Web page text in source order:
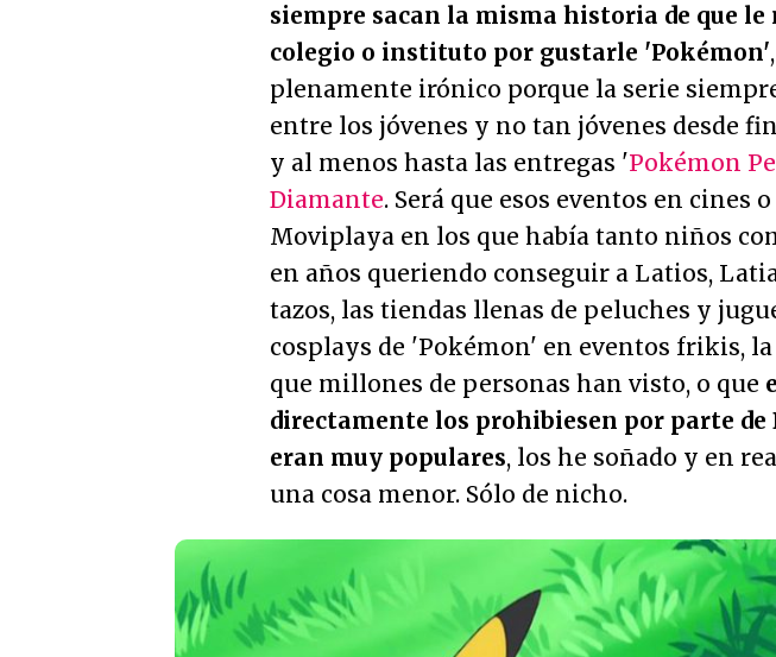
siempre sacan la misma historia de que
colegio o instituto por gustarle 'Pokémon'
plenamente irónico porque la serie
entre los jóvenes y no tan jóvenes desde
y al menos hasta las entregas 'Pokémon
Diamante. Será que esos eventos en cines
Moviplaya en los que había tanto niños
en años queriendo conseguir a Latios,
tazos, las tiendas llenas de peluches y
cosplays de 'Pokémon' en eventos frikis,
que millones de personas han visto, o que
directamente los prohibiesen por parte de
eran muy populares, los he soñado y en
una cosa menor. Sólo de nicho.